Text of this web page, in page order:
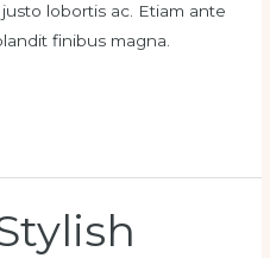
lobortis ac. Etiam ante
finibus magna.